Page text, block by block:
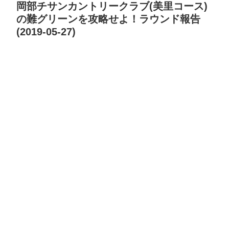
岡部チサンカントリークラブ(美里コース)
の難グリーンを攻略せよ！ラウンド報告
(2019-05-27)